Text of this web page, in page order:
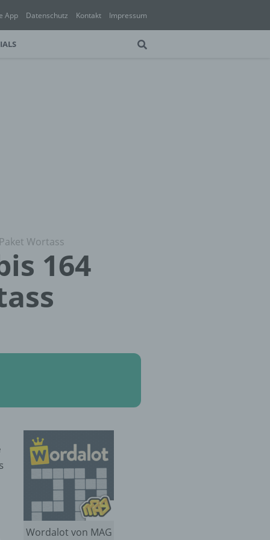
App Datenschutz Kontakt Impressum
Wortass
164
Wordalot von MAG